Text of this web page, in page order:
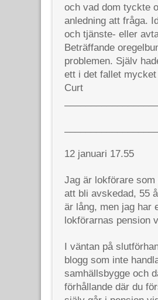
och vad dom tyckte
anledning att fråga.
och tjänste- eller
Beträffande
problemen. Själv
ett i det fallet
Curt
12 januari 17.55
Jag är lokförare
att bli avskedad, 55
är lång, men jag har
lokförarnas pension
I väntan på
blogg som inte
samhällsbygge och
förhållande där du